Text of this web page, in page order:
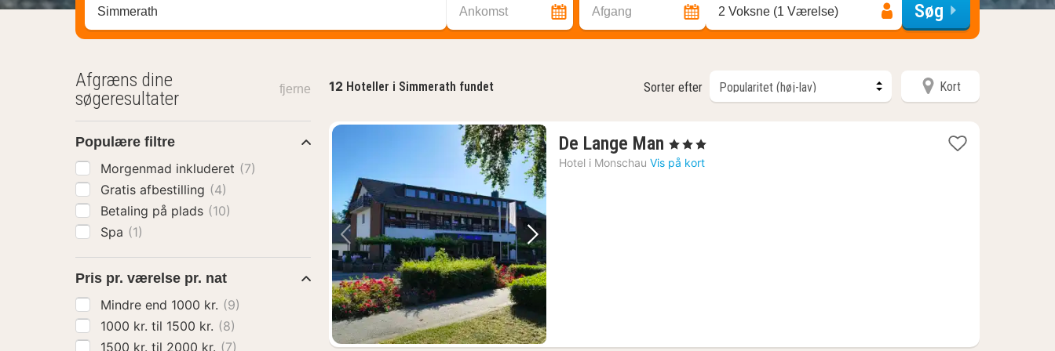
Søg efter destination ... Ankomst Afgang 2 Voksne (1 Værelse) Søg
12 Hoteller i Simmerath fundet Sorter efter Kort
Forrige billede Næste billede
De Lange Man 1
nat
, 3 Stjerner
Hotel i Monschau Vis på kort
Afgræns dine
søgeresultater
fjerne
Populære filtre
Morgenmad inkluderet (7)
Gratis afbestilling (4)
Betaling på plads (10)
Spa (1)
Pris pr. værelse pr. nat
Mindre end 1000 kr. (9)
1000 kr. til 1500 kr. (8)
1500 kr. til 2000 kr. (7)